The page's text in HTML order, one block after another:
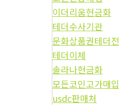
이더리움현금화
테더수사기관
문화상품권테더
테더이체
솔라나현금화
모든코인고가매입
usdc판매처